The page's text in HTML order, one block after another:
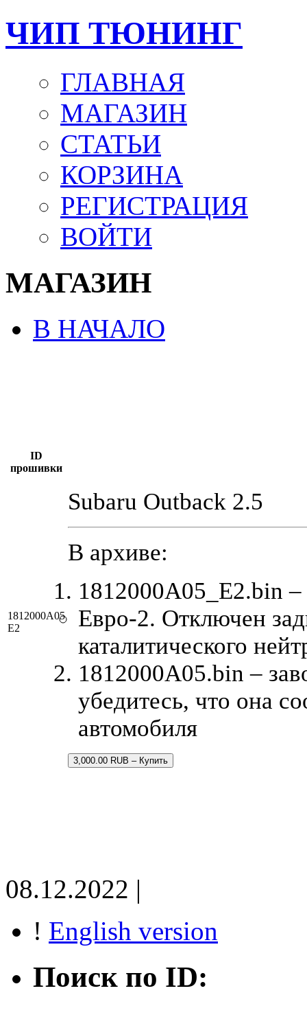
ЧИП ТЮНИНГ
ГЛАВНАЯ
МАГАЗИН
СТАТЬИ
КОРЗИНА
РЕГИСТРАЦИЯ
ВОЙТИ
МАГАЗИН
В НАЧАЛО
ID
прошивки
1812000A05
E2
Subaru Outback 2.5
В архиве:
1812000A05_E2.bin
Евро-2. Отключен
каталитического
1812000A05.bin –
убедитесь, что она
автомобиля
3,000.00 RUB – Купить
08.12.2022 |
! English version
Поиск по ID: